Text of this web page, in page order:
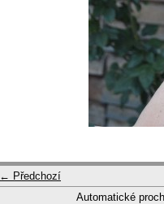
← Předchozí
Automatické